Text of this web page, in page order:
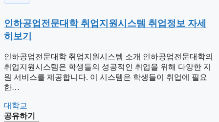
인하공업전문대학 취업지원시스템 취업정보 자세
히보기
인하공업전문대학 취업지원시스템 소개 인하공업전문대학의
취업지원시스템은 학생들의 성공적인 취업을 위해 다양한 지
원 서비스를 제공합니다. 이 시스템은 학생들이 취업에 필요
한…
태
그
대학교
공유하기